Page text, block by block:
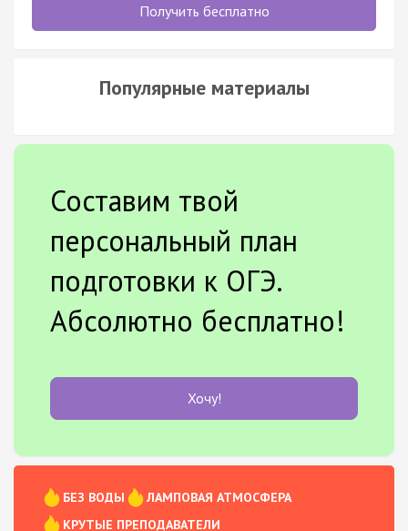
Получить бесплатно
Популярные материалы
Составим твой
персональный план
подготовки к ОГЭ.
Абсолютно бесплатно!
Хочу!
БЕЗ ВОДЫ
ЛАМПОВАЯ АТМОСФЕРА
КРУТЫЕ ПРЕПОДАВАТЕЛИ